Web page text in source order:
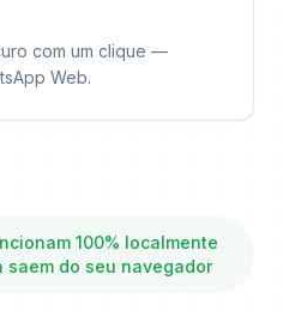
com um clique —
Web.
100% localmente
do seu navegador